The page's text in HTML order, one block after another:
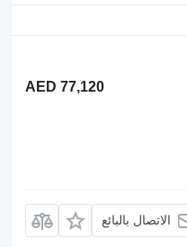
AED 77,120
الاتصال بالبائع